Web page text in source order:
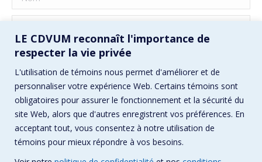
LE CDVUM reconnaît l'importance de
respecter la vie privée
L'utilisation de témoins nous permet d'améliorer et de
personnaliser votre expérience Web. Certains témoins sont
obligatoires pour assurer le fonctionnement et la sécurité du
site Web, alors que d'autres enregistrent vos préférences. En
acceptant tout, vous consentez à notre utilisation de
témoins pour mieux répondre à vos besoins.
E-mail *
Site Web
Enregistrez mon nom, mon e-mail et mon site Web dans ce
navigateur pour la prochaine fois que je commenterai.
Poster commentaire